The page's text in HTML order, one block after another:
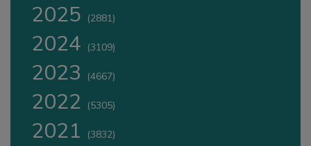
2025 (2881)
2024 (3109)
2023 (4667)
2022 (5305)
2021 (3832)